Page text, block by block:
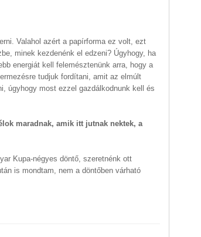
Valahol azért a papírforma ez volt, ezt
minek kezdenénk el edzeni? Úgyhogy, ha
energiát kell felemésztenünk arra, hogy a
tudjuk fordítani, amit az elmúlt
úgyhogy most ezzel gazdálkodnunk kell és
maradnak, amik itt jutnak nektek, a
Kupa-négyes döntő, szeretnénk ott
is mondtam, nem a döntőben várható